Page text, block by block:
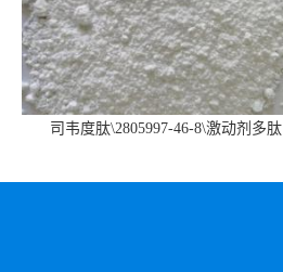
司韦度肽\2805997-46-8\激动剂多肽